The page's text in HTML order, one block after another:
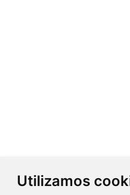
Utilizamos